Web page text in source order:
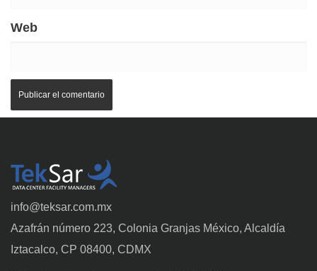
Web
info@teksar.com.mx
Azafrán número 223, Colonia Granjas México, Alcaldía
Iztacalco, CP 08400, CDMX